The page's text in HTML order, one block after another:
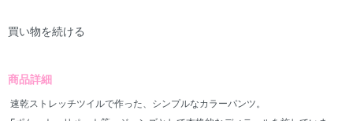
買い物を続ける
商品詳細
速乾ストレッチツイルで作った、シンプルなカラーパンツ。